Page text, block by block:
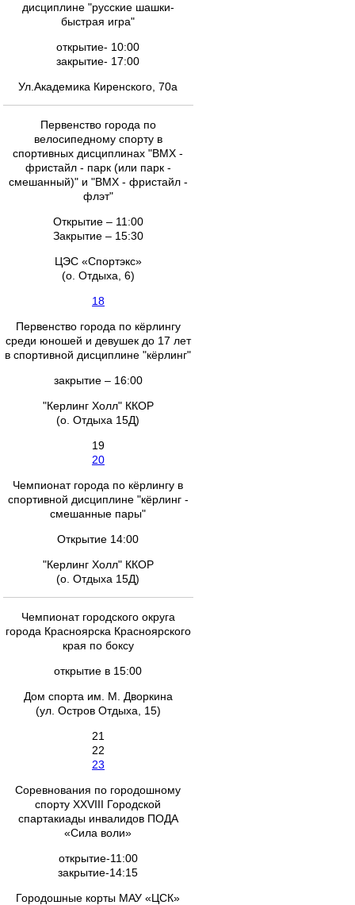
дисциплине "русские шашки-
быстрая игра"
открытие- 10:00
закрытие- 17:00
Ул.Академика Киренского, 70а
Первенство города по
велосипедному спорту в
спортивных дисциплинах "ВМХ -
фристайл - парк (или парк -
смешанный)" и "ВМХ - фристайл -
флэт"
Открытие – 11:00
Закрытие – 15:30
ЦЭС «Спортэкс»
(о. Отдыха, 6)
18
Первенство города по кёрлингу
среди юношей и девушек до 17 лет
в спортивной дисциплине "кёрлинг"
закрытие – 16:00
"Керлинг Холл" ККОР
(о. Отдыха 15Д)
19
20
Чемпионат города по кёрлингу в
спортивной дисциплине "кёрлинг -
смешанные пары"
Открытие 14:00
"Керлинг Холл" ККОР
(о. Отдыха 15Д)
Чемпионат городского округа
города Красноярска Красноярского
края по боксу
открытие в 15:00
Дом спорта им. М. Дворкина
(ул. Остров Отдыха, 15)
21
22
23
Соревнования по городошному
спорту XXVIII Городской
спартакиады инвалидов ПОДА
«Сила воли»
открытие-11:00
закрытие-14:15
Городошные корты МАУ «ЦСК»